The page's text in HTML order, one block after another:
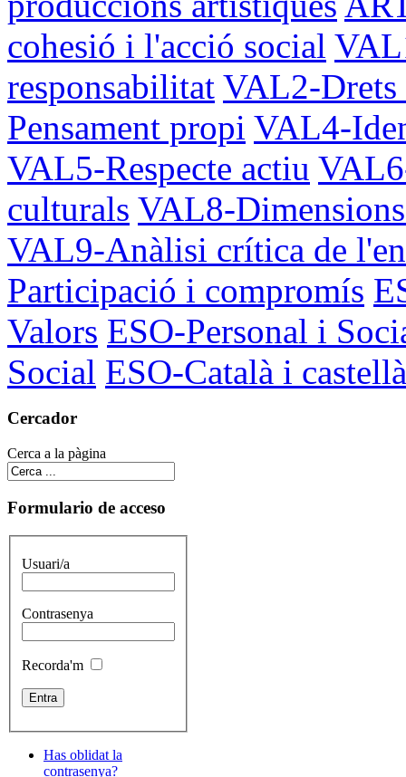
cohesió i l'acció social
responsabilitat VAL2-Drets
Pensament propi VAL4-
VAL5-Respecte actiu
culturals VAL8-
VAL9-Anàlisi crítica de
Participació i compromís
Valors ESO-Personal i
Social ESO-Català i castellà
Cercador
Cerca a la pàgina
Formulario de acceso
Usuari/a
Contrasenya
Recorda'm
Has oblidat la
contrasenya?